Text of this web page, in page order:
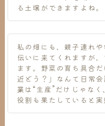
る土壌ができますよね。
私の畑にも、親子連れ
伝いに来てくれますが
ます。野菜の育ち具合
近どう？」なんて日常
業は“生産”だけじゃな
役割も果たしていると実